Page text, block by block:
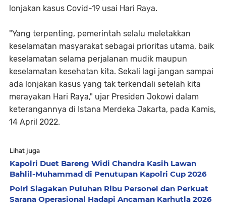
lonjakan kasus Covid-19 usai Hari Raya.
"Yang terpenting, pemerintah selalu meletakkan
keselamatan masyarakat sebagai prioritas utama, baik
keselamatan selama perjalanan mudik maupun
keselamatan kesehatan kita. Sekali lagi jangan sampai
ada lonjakan kasus yang tak terkendali setelah kita
merayakan Hari Raya," ujar Presiden Jokowi dalam
keterangannya di Istana Merdeka Jakarta, pada Kamis,
14 April 2022.
Lihat juga
Kapolri Duet Bareng Widi Chandra Kasih Lawan
Bahlil-Muhammad di Penutupan Kapolri Cup 2026
Polri Siagakan Puluhan Ribu Personel dan Perkuat
Sarana Operasional Hadapi Ancaman Karhutla 2026